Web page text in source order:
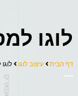
לוגו
דף הבית עיצוב לוגו